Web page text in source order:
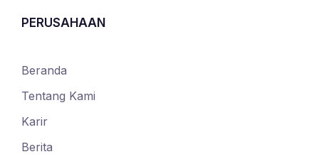
PERUSAHAAN
Beranda
Tentang Kami
Karir
Berita